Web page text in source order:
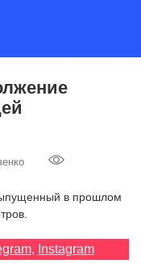
в прошлом
, Instagram